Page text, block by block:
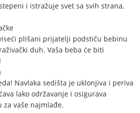
i istražuje svet sa svih strana,
plišani prijatelji podstiču bebinu
duh. Vaša beba će biti
Navlaka sedišta je uklonjiva i periva
lako održavanje i osigurava
vaše najmlađe.